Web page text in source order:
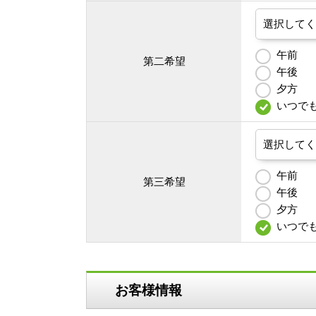
第二希望
午前
午後
夕方
いつで
第三希望
午前
午後
夕方
いつで
お客様情報